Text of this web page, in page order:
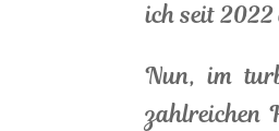
ich seit 2022
Nun, im
zahlreichen